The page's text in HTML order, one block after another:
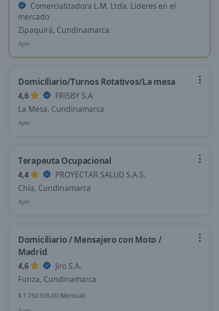
Comercializadora L.M. Ltda. Líderes en el
mercado
Zipaquirá, Cundinamarca
Ayer
Domiciliario/Turnos Rotativos/La mesa
4,6
FRISBY S.A
La Mesa, Cundinamarca
Ayer
Terapeuta Ocupacional
4,4
PROYECTAR SALUD S.A.S.
Chía, Cundinamarca
Ayer
Domiciliario / Mensajero con Moto /
Madrid
4,6
Jiro S.A.
Funza, Cundinamarca
$ 1.750.905,00 (Mensual)